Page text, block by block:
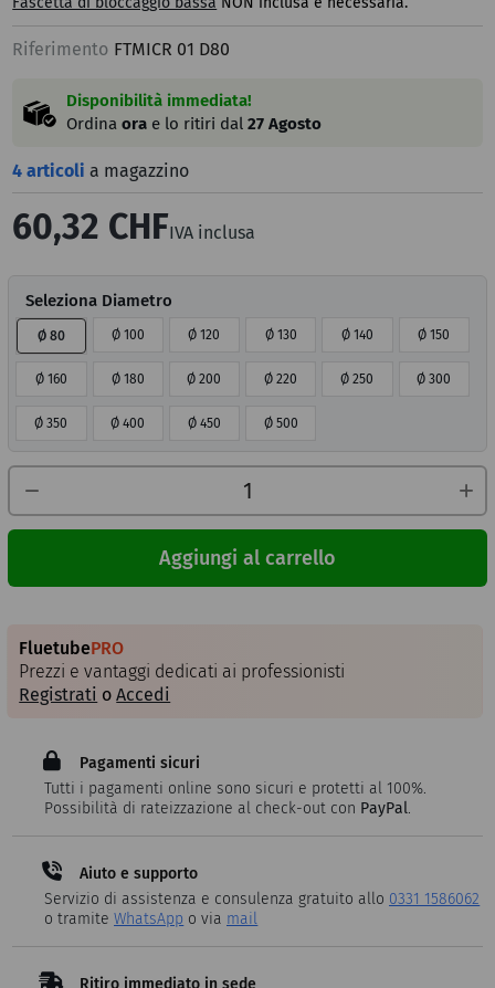
Riferimento FTMICR 01 D80
Disponibilità immediata!
Ordinaora e lo ritiri dal27 Agosto
4 articolia magazzino
60,32 CHFIVA inclusa
Seleziona Diametro
Ø 80 Ø 100 Ø 120 Ø 130 Ø 140 Ø 150
Ø 160 Ø 180 Ø 200 Ø 220 Ø 250 Ø 300
Ø 350 Ø 400 Ø 450 Ø 500
Aggiungi al carrello
FluetubePRO
Prezzi e vantaggi dedicati ai professionisti
Registrati oAccedi
Pagamenti sicuri
Tutti i pagamenti online sono sicuri e protetti al 100%.
Possibilità di rateizzazione al check-out con PayPal.
Aiuto e supporto
Servizio di assistenza e consulenza gratuito allo 0331 1586062
o tramiteWhatsApp o via mail
Ritiro immediato in sede